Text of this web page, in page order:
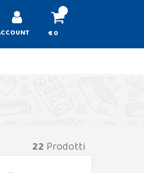
€ 0
22 Prodotti